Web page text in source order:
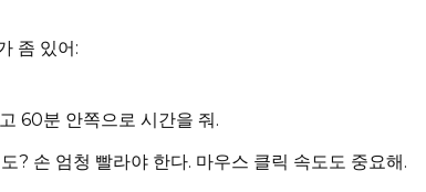
좀 있어:
60분 안쪽으로 시간을 줘.
? 손 엄청 빨라야 한다. 마우스 클릭 속도도 중요해.